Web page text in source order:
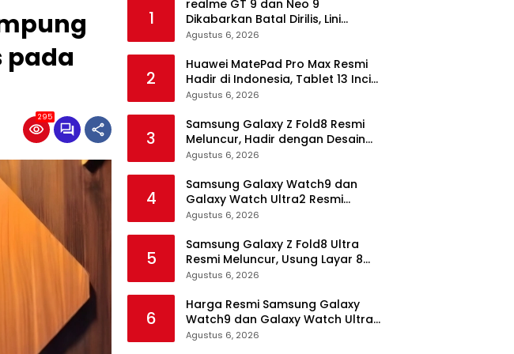
pada
295
1
realme GT 9 dan Neo 9
Dikabarkan Batal Dirilis, Lini
Flagship realme Terancam
Agustus 6, 2026
2
Huawei MatePad Pro Max Resmi
Hadir di Indonesia, Tablet 13 Inci
Tertipis dan Teringan
Agustus 6, 2026
3
Samsung Galaxy Z Fold8 Resmi
Meluncur, Hadir dengan Desain
Lebih Pendek dan Lebar
Agustus 6, 2026
4
Samsung Galaxy Watch9 dan
Galaxy Watch Ultra2 Resmi
Meluncur, Bawa AI, Snapdragon
Baru
Agustus 6, 2026
5
Samsung Galaxy Z Fold8 Ultra
Resmi Meluncur, Usung Layar 8
Inci, Kamera 200MP dan
Agustus 6, 2026
6
Harga Resmi Samsung Galaxy
Watch9 dan Galaxy Watch Ultra2
di Indonesia, Mulai Rp5,9 Jutaan
Agustus 6, 2026